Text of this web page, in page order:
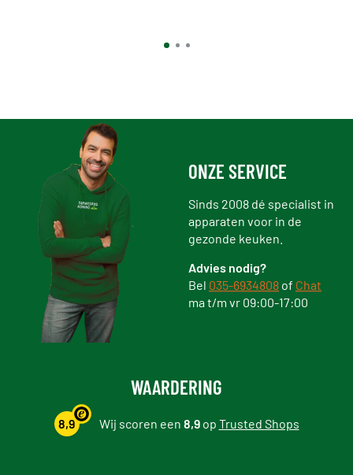
ONZE SERVICE
Sinds 2008 dé specialist in
apparaten voor in de
gezonde keuken.
Advies nodig?
Bel 035-6934808 of Chat
ma t/m vr 09:00-17:00
WAARDERING
8,9 Wij scoren een 8,9op Trusted Shops